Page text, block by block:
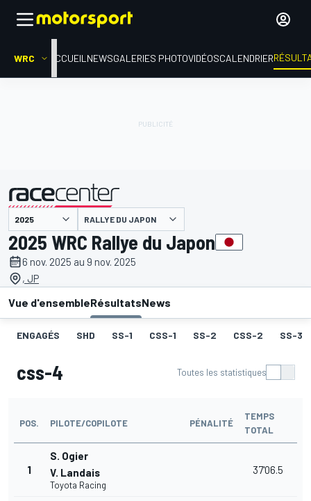
WRC ACCUEIL NEWSGALERIES PHOTOVIDÉOSCALENDRIER
présenté par RALLYE DU JAPON
2025 WRC Rallye du Japon
6 nov. 2025 au 9 nov. 2025
, JP
Vue d'ensembleRésultatsNews
ENGAGÉS SHD SS-1 CSS-1 SS-2 CSS-2 SS-3
css-4 Toutes les statistiques
POS. PILOTE/COPILOTE PÉNALITÉ
TEMPS
TOTAL
1
S. Ogier
V. Landais
Toyota Racing
37'06.5